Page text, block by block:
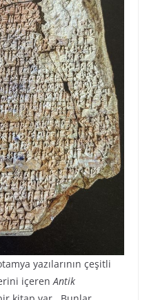
yazılarının çeşitli
içeren Antik